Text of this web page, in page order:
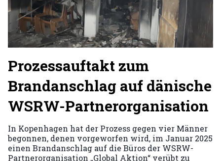
Prozessauftakt zum
Brandanschlag auf dänische
WSRW-Partnerorganisation
In Kopenhagen hat der Prozess gegen vier Männer
begonnen, denen vorgeworfen wird, im Januar 2025
einen Brandanschlag auf die Büros der WSRW-
Partnerorganisation „Global Aktion“ verübt zu